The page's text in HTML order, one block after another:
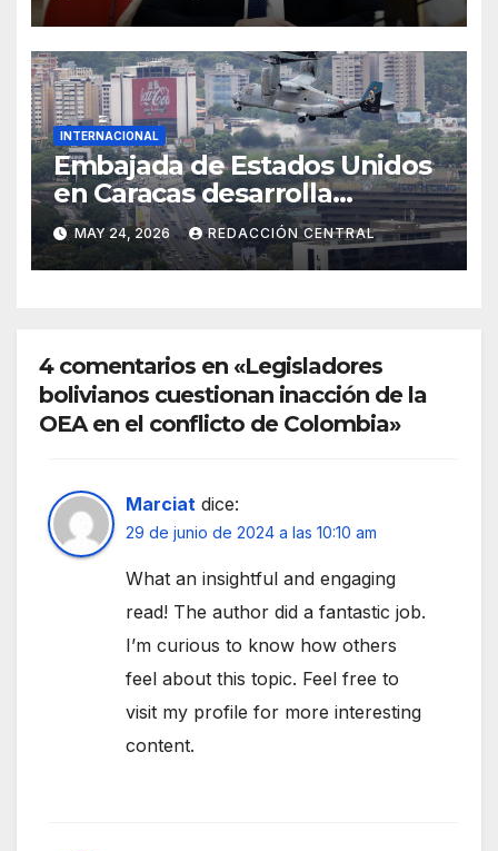
INTERNACIONAL
Embajada de Estados Unidos
en Caracas desarrolla
simulacro aéreo de
evacuación y contingencia
MAY 24, 2026 REDACCIÓN CENTRAL
4 comentarios en «Legisladores
bolivianos cuestionan inacción de la
OEA en el conflicto de Colombia»
Marciat dice:
29 de junio de 2024 a las 10:10 am
What an insightful and engaging
read! The author did a fantastic job.
I’m curious to know how others
feel about this topic. Feel free to
visit my profile for more interesting
content.